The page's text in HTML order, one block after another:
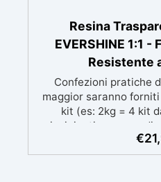
Resina
EVERSHINE 1:1 -
Resistente
Confezioni pratiche
maggior saranno
kit (es: 2kg = 4 kit
principianti: a prova di
inizia. Sempre lucida:
brillante e uniforme
€